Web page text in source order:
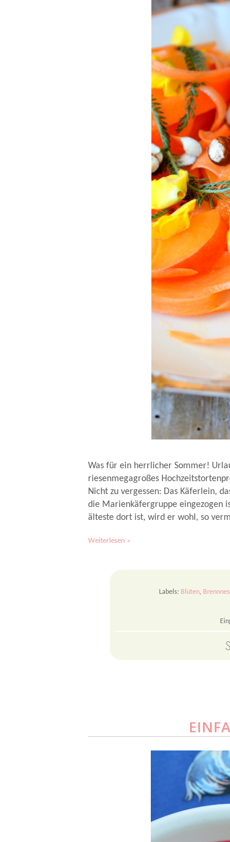
Was für ein herrlicher Sommer!
riesenmegagroßes
Nicht zu vergessen: Das Käferlein,
die Marienkäfergruppe eingezogen
älteste dort ist, wird er wohl, so
Weiterlesen »
Labels: Blüten,